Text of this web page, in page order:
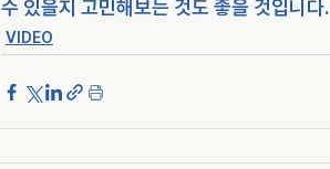
수 있을지 고민해보는 것도 좋을 것입니다.
VIDEO